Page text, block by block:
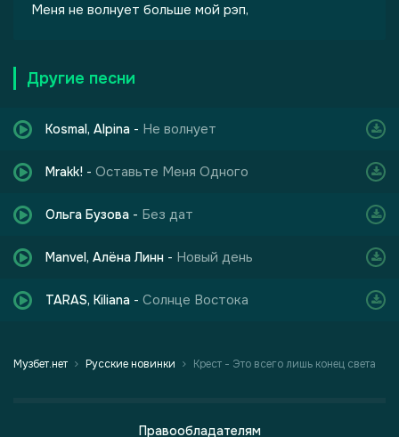
Меня не волнует больше мой рэп,
Другие песни
Kosmal, Alpina - Не волнует
Mrakk! - Оставьте Меня Одного
Ольга Бузова - Без дат
Manvel, Алёна Линн - Новый день
TARAS, Kiliana - Солнце Востока
Музбет.нет Русские новинки Крест - Это всего лишь конец света
Правообладателям